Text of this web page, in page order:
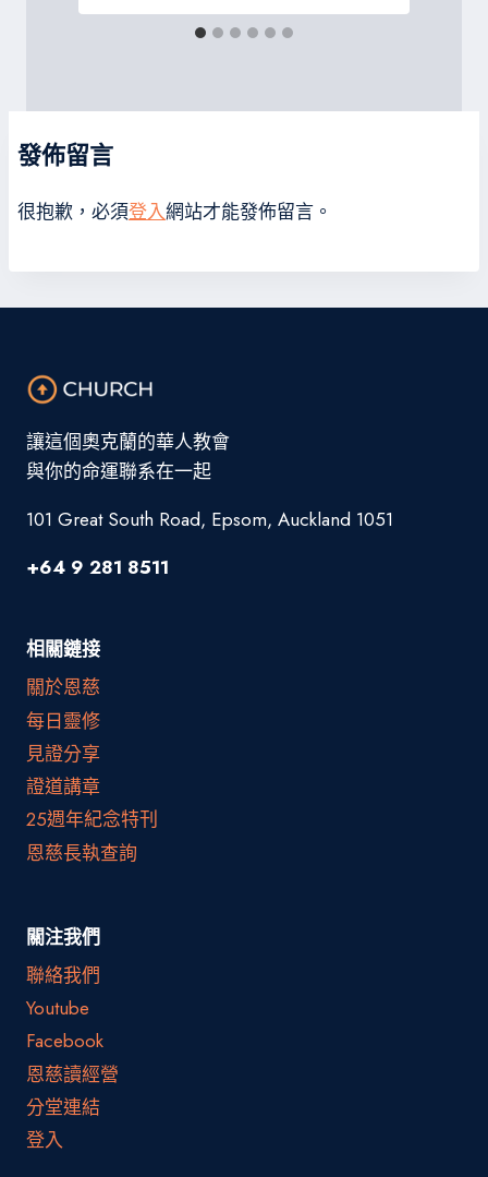
發佈留言
很抱歉，必須登入網站才能發佈留言。
讓這個奧克蘭的華人教會
與你的命運聯系在一起
101 Great South Road, Epsom, Auckland 1051
+64 9 281 8511
相關鏈接
關於恩慈
每日靈修
見證分享
證道講章
25週年紀念特刊
恩慈長執查詢
關注我們
聯絡我們
Youtube
Facebook
恩慈讀經營
分堂連結
登入